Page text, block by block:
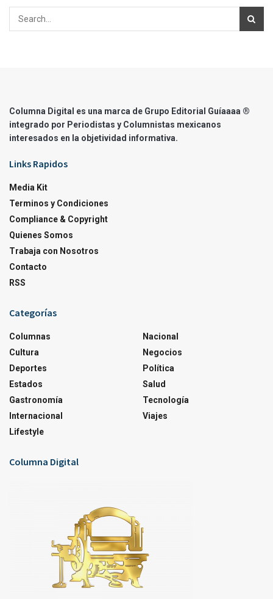
Columna Digital es una marca de Grupo Editorial Guíaaaa ®
integrado por Periodistas y Columnistas mexicanos
interesados en la objetividad informativa.
Links Rapidos
Media Kit
Terminos y Condiciones
Compliance & Copyright
Quienes Somos
Trabaja con Nosotros
Contacto
RSS
Categorías
Columnas
Cultura
Deportes
Estados
Gastronomía
Internacional
Lifestyle
Nacional
Negocios
Política
Salud
Tecnología
Viajes
Columna Digital